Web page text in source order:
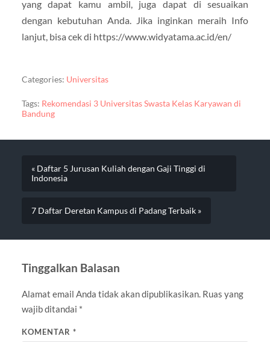
yang dapat kamu ambil, juga dapat di sesuaikan
dengan kebutuhan Anda. Jika inginkan meraih Info
lanjut, bisa cek di https://www.widyatama.ac.id/en/
Categories: Universitas
Tags: Rekomendasi 3 Universitas Swasta Kelas Karyawan di
Bandung
« Daftar 5 Jurusan Kuliah dengan Gaji Tinggi di
Indonesia
7 Daftar Deretan Kampus di Padang Terbaik »
Tinggalkan Balasan
Alamat email Anda tidak akan dipublikasikan. Ruas yang
wajib ditandai *
KOMENTAR *